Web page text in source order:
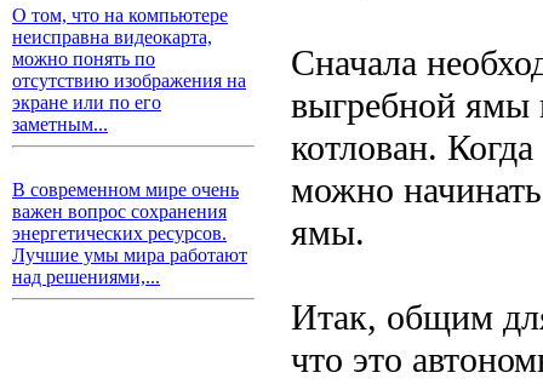
О том, что на компьютере
неисправна видеокарта,
можно понять по
отсутствию изображения на
экране или по его
заметным...
В современном мире очень
важен вопрос сохранения
энергетических ресурсов.
Лучшие умы мира работают
над решениями,...
Сначала
выгребной ямы
котлован.
можно
ямы.
Итак, общим
что это